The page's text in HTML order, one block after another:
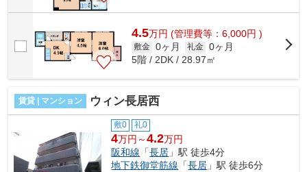
4.5万円 (管理費等：6,000円 )
敷金 0ヶ月 礼金 0ヶ月
5階 / 2DK / 28.97㎡
賃貸 | マンション ウィン長居西
敷0 礼0
4万円～4.2万円
阪和線 「長居 」駅 徒歩4分
地下鉄御堂筋線 「長居 」駅 徒歩6分